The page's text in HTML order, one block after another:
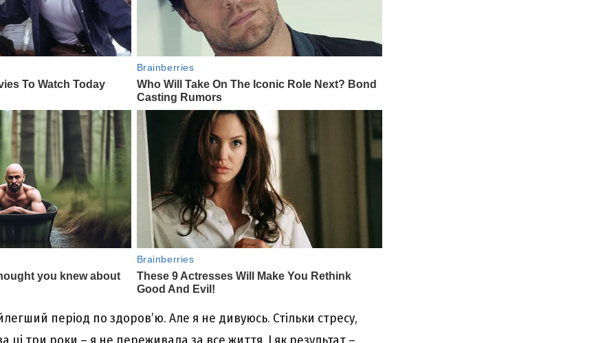
період по здоров’ю. Але я не дивуюсь. Стільки стресу,